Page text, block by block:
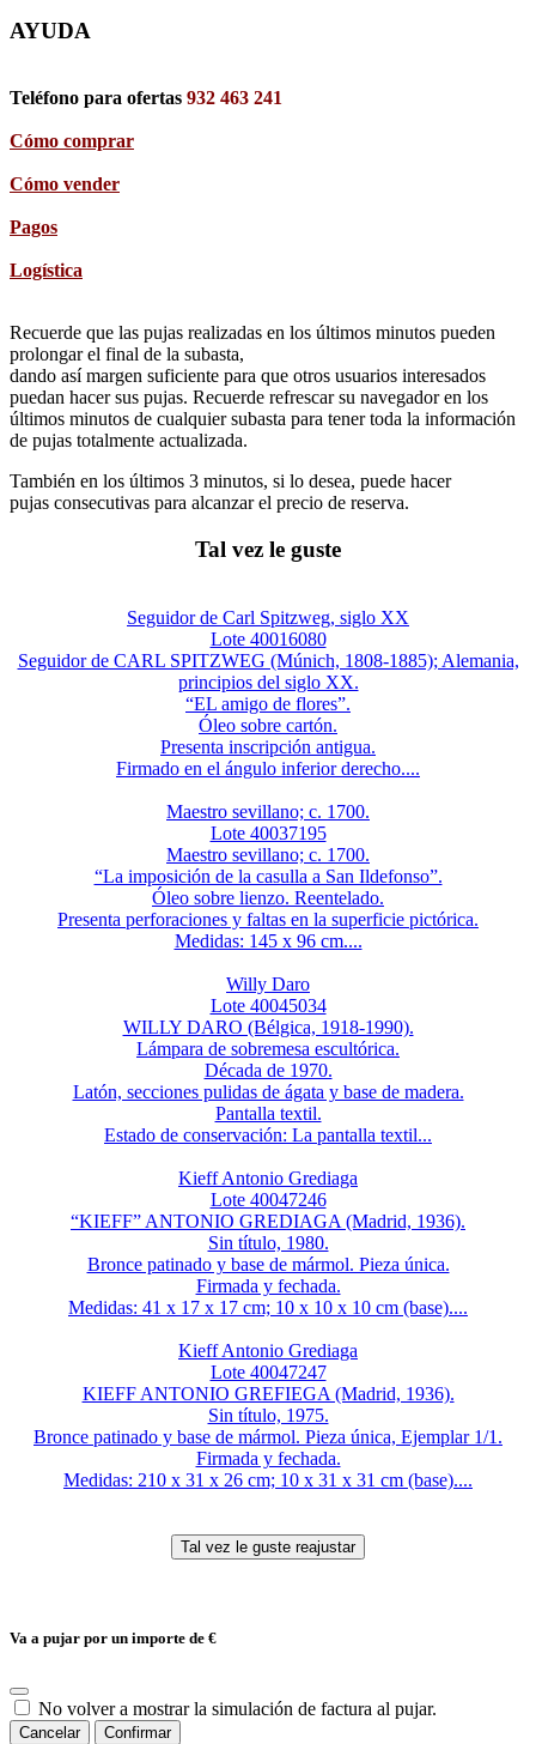
AYUDA
Teléfono para ofertas 932 463 241
Cómo comprar
Cómo vender
Pagos
Logística
Recuerde que las pujas realizadas en los últimos minutos pueden
prolongar el final de la subasta,
dando así margen suficiente para que otros usuarios interesados
puedan hacer sus pujas. Recuerde refrescar su navegador en los
últimos minutos de cualquier subasta para tener toda la información
de pujas totalmente actualizada.
También en los últimos 3 minutos, si lo desea, puede hacer
pujas consecutivas para alcanzar el precio de reserva.
Tal vez le guste
Seguidor de Carl Spitzweg, siglo XX
Lote 40016080
Seguidor de CARL SPITZWEG (Múnich, 1808-1885); Alemania,
principios del siglo XX.
“EL amigo de flores”.
Óleo sobre cartón.
Presenta inscripción antigua.
Firmado en el ángulo inferior derecho....
Maestro sevillano; c. 1700.
Lote 40037195
Maestro sevillano; c. 1700.
“La imposición de la casulla a San Ildefonso”.
Óleo sobre lienzo. Reentelado.
Presenta perforaciones y faltas en la superficie pictórica.
Medidas: 145 x 96 cm....
Willy Daro
Lote 40045034
WILLY DARO (Bélgica, 1918-1990).
Lámpara de sobremesa escultórica.
Década de 1970.
Latón, secciones pulidas de ágata y base de madera.
Pantalla textil.
Estado de conservación: La pantalla textil...
Kieff Antonio Grediaga
Lote 40047246
“KIEFF” ANTONIO GREDIAGA (Madrid, 1936).
Sin título, 1980.
Bronce patinado y base de mármol. Pieza única.
Firmada y fechada.
Medidas: 41 x 17 x 17 cm; 10 x 10 x 10 cm (base)....
Kieff Antonio Grediaga
Lote 40047247
KIEFF ANTONIO GREFIEGA (Madrid, 1936).
Sin título, 1975.
Bronce patinado y base de mármol. Pieza única, Ejemplar 1/1.
Firmada y fechada.
Medidas: 210 x 31 x 26 cm; 10 x 31 x 31 cm (base)....
Va a pujar por un importe de €
No volver a mostrar la simulación de factura al pujar.
Cancelar Confirmar